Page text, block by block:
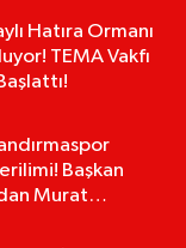
Hatıra Ormanı
TEMA Vakfı
Başkan
Murat